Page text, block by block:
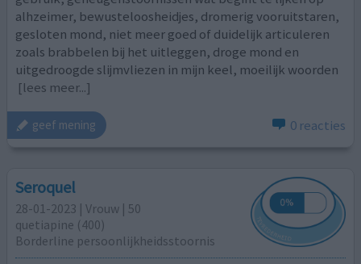
alhzeimer, bewusteloosheidjes, dromerig vooruitstaren,
gesloten mond, niet meer goed of duidelijk articuleren
zoals brabbelen bij het uitleggen, droge mond en
uitgedroogde slijmvliezen in mijn keel, moeilijk woorden
[lees meer...]
geef mening 0 reacties
Seroquel
28-01-2023 | Vrouw | 50
quetiapine (400)
Borderline persoonlijkheidsstoornis